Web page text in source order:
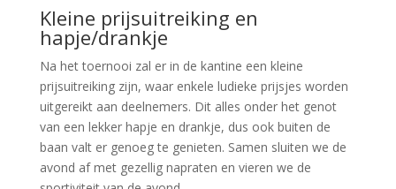
Kleine prijsuitreiking en
hapje/drankje
Na het toernooi zal er in de kantine een kleine
prijsuitreiking zijn, waar enkele ludieke prijsjes worden
uitgereikt aan deelnemers. Dit alles onder het genot
van een lekker hapje en drankje, dus ook buiten de
baan valt er genoeg te genieten. Samen sluiten we de
avond af met gezellig napraten en vieren we de